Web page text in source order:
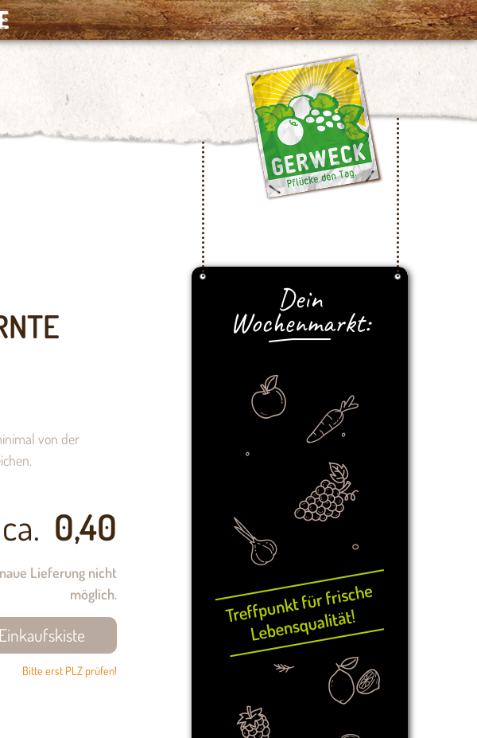
von der
ca. 0,40
Lieferung nicht
möglich.
Bitte erst PLZ prüfen!
Dein
Wochenmarkt: